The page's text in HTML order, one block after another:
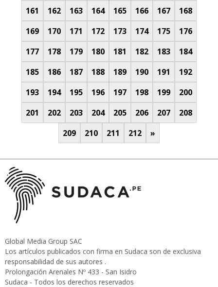
161
162 163 164 165 166 167
168
169
170 171 172 173 174 175
176
177
178 179 180 181 182 183
184
185
186 187 188 189 190 191
192
193
194 195 196 197 198 199
200
201
202 203 204 205 206 207
208
209
210 211 212 »
Global Media Group SAC
Los artículos publicados con firma en Sudaca son de exclusiva
responsabilidad de sus autores .
Prolongación Arenales Nº 433 - San Isidro
Sudaca - Todos los derechos reservados